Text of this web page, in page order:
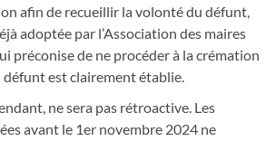
afin de recueillir la volonté du défunt,
adoptée par l’Association des maires
préconise de ne procéder à la crémation
défunt est clairement établie.
ne sera pas rétroactive. Les
avant le 1er novembre 2024 ne